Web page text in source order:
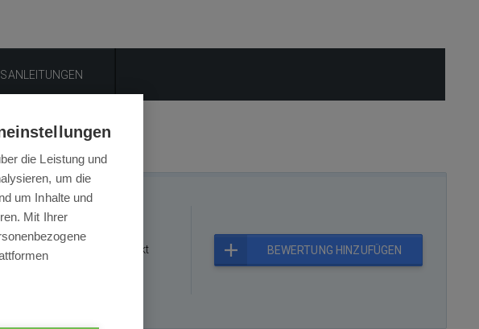
Leute empfehlen das Produkt BEWERTUNG HINZUFÜGEN
die Leistung und
um die
um Inhalte und
Mit Ihrer